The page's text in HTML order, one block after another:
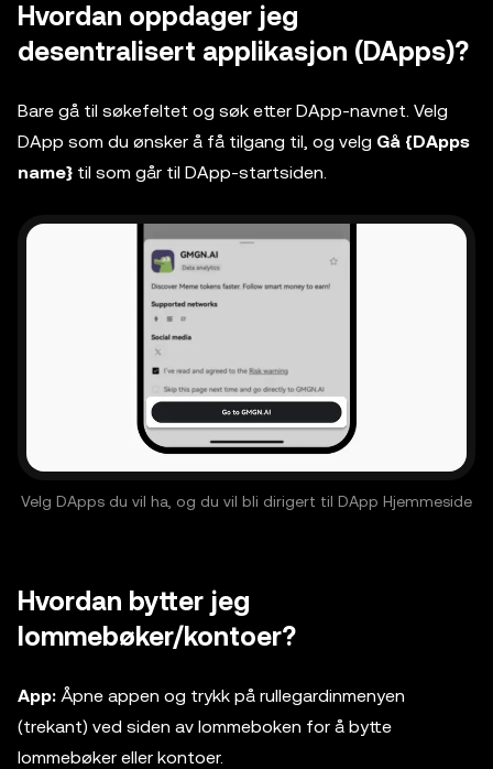
Hvordan oppdager jeg
desentralisert applikasjon (DApps)?
Bare gå til søkefeltet og søk etter DApp-navnet. Velg
DApp som du ønsker å få tilgang til, og velg Gå {DApps
name} til som går til DApp-startsiden.
Velg DApps du vil ha, og du vil bli dirigert til DApp Hjemmeside
Hvordan bytter jeg
lommebøker/kontoer?
App: Åpne appen og trykk på rullegardinmenyen
(trekant) ved siden av lommeboken for å bytte
lommebøker eller kontoer.